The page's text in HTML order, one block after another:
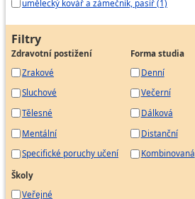
umělecký kovář a zámečník, pasíř (1)
Filtry
Zdravotní postižení
Zrakové
Sluchové
Tělesné
Mentální
Specifické poruchy učení
Forma studia
Denní
Večerní
Dálková
Distanční
Kombinovaná
Školy
Veřejné